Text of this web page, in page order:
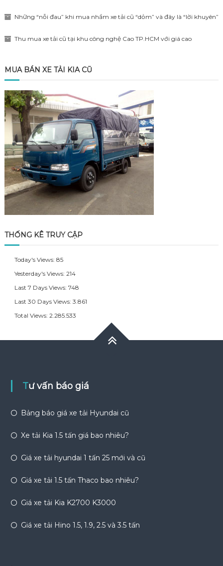
Những “nỗi đau” khi mua nhầm xe tải cũ “dỏm” và đây là “lời khuyên”
Thu mua xe tải cũ tại khu công nghệ Cao TP.HCM với giá cao
MUA BÁN XE TẢI KIA CŨ
THỐNG KÊ TRUY CẬP
Today's Views: 85
Yesterday's Views: 214
Last 7 Days Views: 748
Last 30 Days Views: 3.861
Total Views: 2.285.533
Tư vấn báo giá
Bảng báo giá xe tải Hyundai cũ
Xe tải Kia 1.5 tấn giá bao nhiêu?
Giá xe tải hyundai 1 tấn 25 mới và cũ
Giá xe tải 1.5 tấn Thaco bao nhiêu?
Giá xe tải Kia K2700 K3000
Giá xe tải Hino 1.5, 1.9, 2.5 và 3.5 tấn